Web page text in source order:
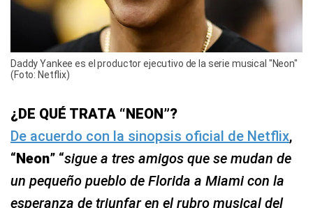
Daddy Yankee es el productor ejecutivo de la serie musical "Neon"
(Foto: Netflix)
¿DE QUÉ TRATA “NEON”?
De acuerdo con la sinopsis oficial de Netflix,
“Neon” “sigue a tres amigos que se mudan de
un pequeño pueblo de Florida a Miami con la
esperanza de triunfar en el rubro musical del